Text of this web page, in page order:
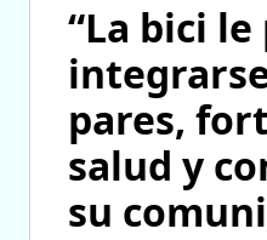
“La bici
pares,
salud y
su